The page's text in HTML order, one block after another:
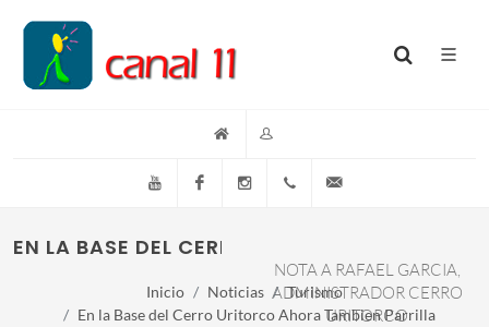
YouTube FacebookInstagram(+54)(9)3548-576073
EN LA BASE DEL CERRO URITORCO AHORA
NOTA A RAFAEL GARCIA,
ADMINISTRADOR CERRO
URITORCO
Inicio Noticias
Turismo
En la Base del Cerro Uritorco Ahora Tambien Parrilla